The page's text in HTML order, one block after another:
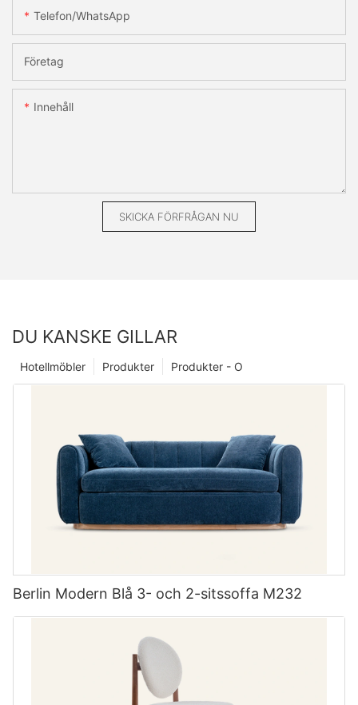
Telefon/WhatsApp
Företag
Innehåll
SKICKA FÖRFRÅGAN NU
DU KANSKE GILLAR
Produkter - O
Produkter
Hotellmöbler
Berlin Modern Blå 3- och 2-sitssoffa M232